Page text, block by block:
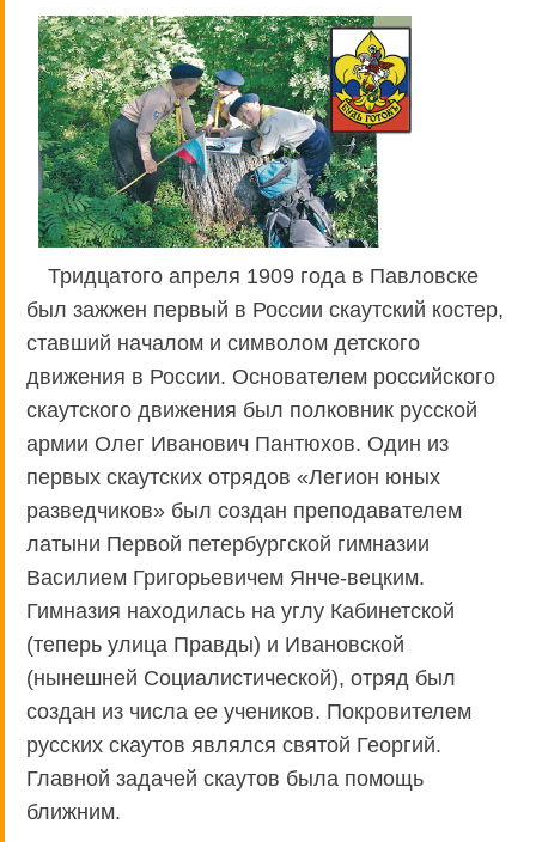
Тридцатого апреля 1909 года в Павловске
был зажжен первый в России скаутский костер,
ставший началом и символом детского
движения в России. Основателем российского
скаутского движения был полковник русской
армии Олег Иванович Пантюхов. Один из
первых скаутских отрядов «Легион юных
разведчиков» был создан преподавателем
латыни Первой петербургской гимназии
Василием Григорьевичем Янче-вецким.
Гимназия находилась на углу Кабинетской
(теперь улица Правды) и Ивановской
(нынешней Социалистической), отряд был
создан из числа ее учеников. Покровителем
русских скаутов являлся святой Георгий.
Главной задачей скаутов была помощь
ближним.